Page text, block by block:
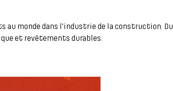
au monde dans l'industrie de la construction. Du
et revêtements durables.